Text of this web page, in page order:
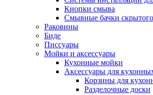
Кнопки смыва
Смывные бачки
Раковины
Биде
Писсуары
Мойки и аксессуары
Кухонные мойки
Аксессуары для
Корзины для
Разделочные доски